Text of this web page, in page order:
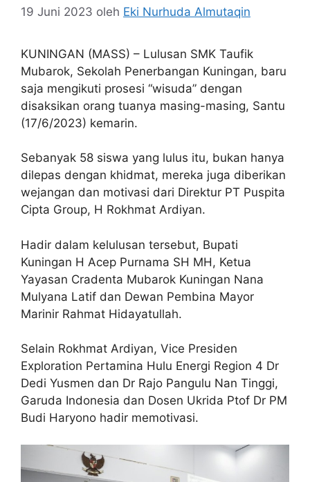
19 Juni 2023 oleh Eki Nurhuda Almutaqin
KUNINGAN (MASS) – Lulusan SMK Taufik
Mubarok, Sekolah Penerbangan Kuningan, baru
saja mengikuti prosesi “wisuda” dengan
disaksikan orang tuanya masing-masing, Santu
(17/6/2023) kemarin.
Sebanyak 58 siswa yang lulus itu, bukan hanya
dilepas dengan khidmat, mereka juga diberikan
wejangan dan motivasi dari Direktur PT Puspita
Cipta Group, H Rokhmat Ardiyan.
Hadir dalam kelulusan tersebut, Bupati
Kuningan H Acep Purnama SH MH, Ketua
Yayasan Cradenta Mubarok Kuningan Nana
Mulyana Latif dan Dewan Pembina Mayor
Marinir Rahmat Hidayatullah.
Selain Rokhmat Ardiyan, Vice Presiden
Exploration Pertamina Hulu Energi Region 4 Dr
Dedi Yusmen dan Dr Rajo Pangulu Nan Tinggi,
Garuda Indonesia dan Dosen Ukrida Ptof Dr PM
Budi Haryono hadir memotivasi.